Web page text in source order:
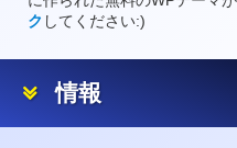
ク してください:)
情報